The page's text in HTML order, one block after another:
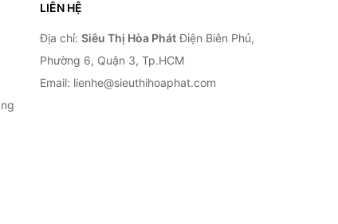
LIÊN HỆ
Địa chỉ: Siêu Thị Hòa PhátĐiện Biên Phủ,
Phường 6, Quận 3, Tp.HCM
Email: lienhe@sieuthihoaphat.com